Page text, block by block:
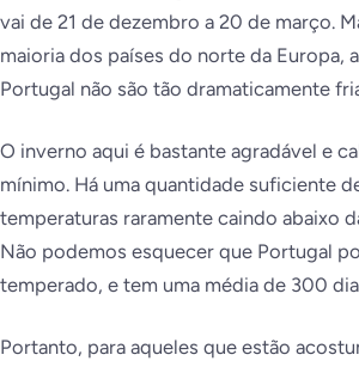
vai de 21 de dezembro a 20 de março.
maioria dos países do norte da Europa,
Portugal não são tão dramaticamente
O inverno aqui é bastante agradável e
mínimo. Há uma quantidade suficiente
temperaturas raramente caindo abaixo
Não podemos esquecer que Portugal
temperado, e tem uma média de 300
Portanto, para aqueles que estão